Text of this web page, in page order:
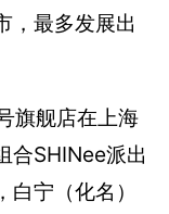
，最多发展出
旗舰店在上海
合SHINee派出
宁（化名）